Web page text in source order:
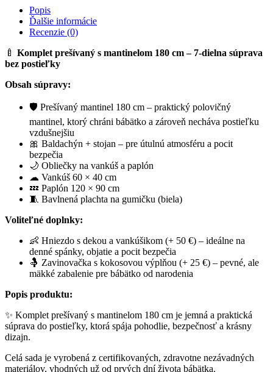
ŠPINAVO
RUŽOVÝ
Popis
Ďalšie informácie
Recenzie (0)
🍼 Komplet prešívaný s mantinelom 180 cm – 7-dielna súprava
bez postieľky
Obsah súpravy:
🛡 Prešívaný mantinel 180 cm – praktický polovičný
mantinel, ktorý chráni bábätko a zároveň necháva postieľku
vzdušnejšiu
🎀 Baldachýn + stojan – pre útulnú atmosféru a pocit
bezpečia
🌙 Obliečky na vankúš a paplón
☁ Vankúš 60 × 40 cm
💤 Paplón 120 × 90 cm
🧵 Bavlnená plachta na gumičku (biela)
Voliteľné doplnky:
👶 Hniezdo s dekou a vankúšikom (+ 50 €) – ideálne na
denné spánky, objatie a pocit bezpečia
🤱 Zavinovačka s kokosovou výplňou (+ 25 €) – pevné, ale
mäkké zabalenie pre bábätko od narodenia
Popis produktu:
✨ Komplet prešívaný s mantinelom 180 cm je jemná a praktická
súprava do postieľky, ktorá spája pohodlie, bezpečnosť a krásny
dizajn.
Celá sada je vyrobená z certifikovaných, zdravotne nezávadných
materiálov, vhodných už od prvých dní života bábätka.